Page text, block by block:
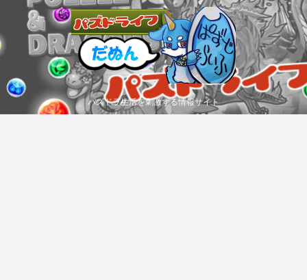
パズドラ生活を刺激する情報サイト